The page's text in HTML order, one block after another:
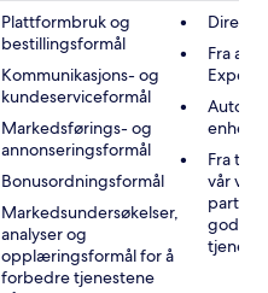
Plattformbruk og
bestillingsformål
Kommunikasjons- og
kundeserviceformål
Markedsførings- og
annonseringsformål
Bonusordningsformål
Markedsundersøkelser,
analyser og
opplæringsformål for å
forbedre tjenestene
Fra
Fra
vår